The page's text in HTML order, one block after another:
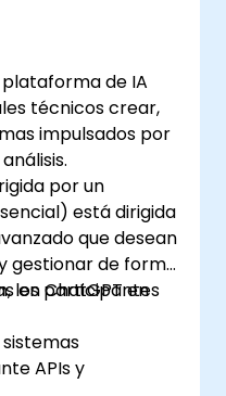
ChatGPT
de IA
técnicos crear,
impulsados por
por un
está dirigida
que desean
gestionar de forma
en ChatGPT en
los participantes
APIs y